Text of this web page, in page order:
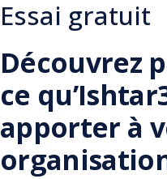
Essai gratuit
Découvrez
ce
apporter à